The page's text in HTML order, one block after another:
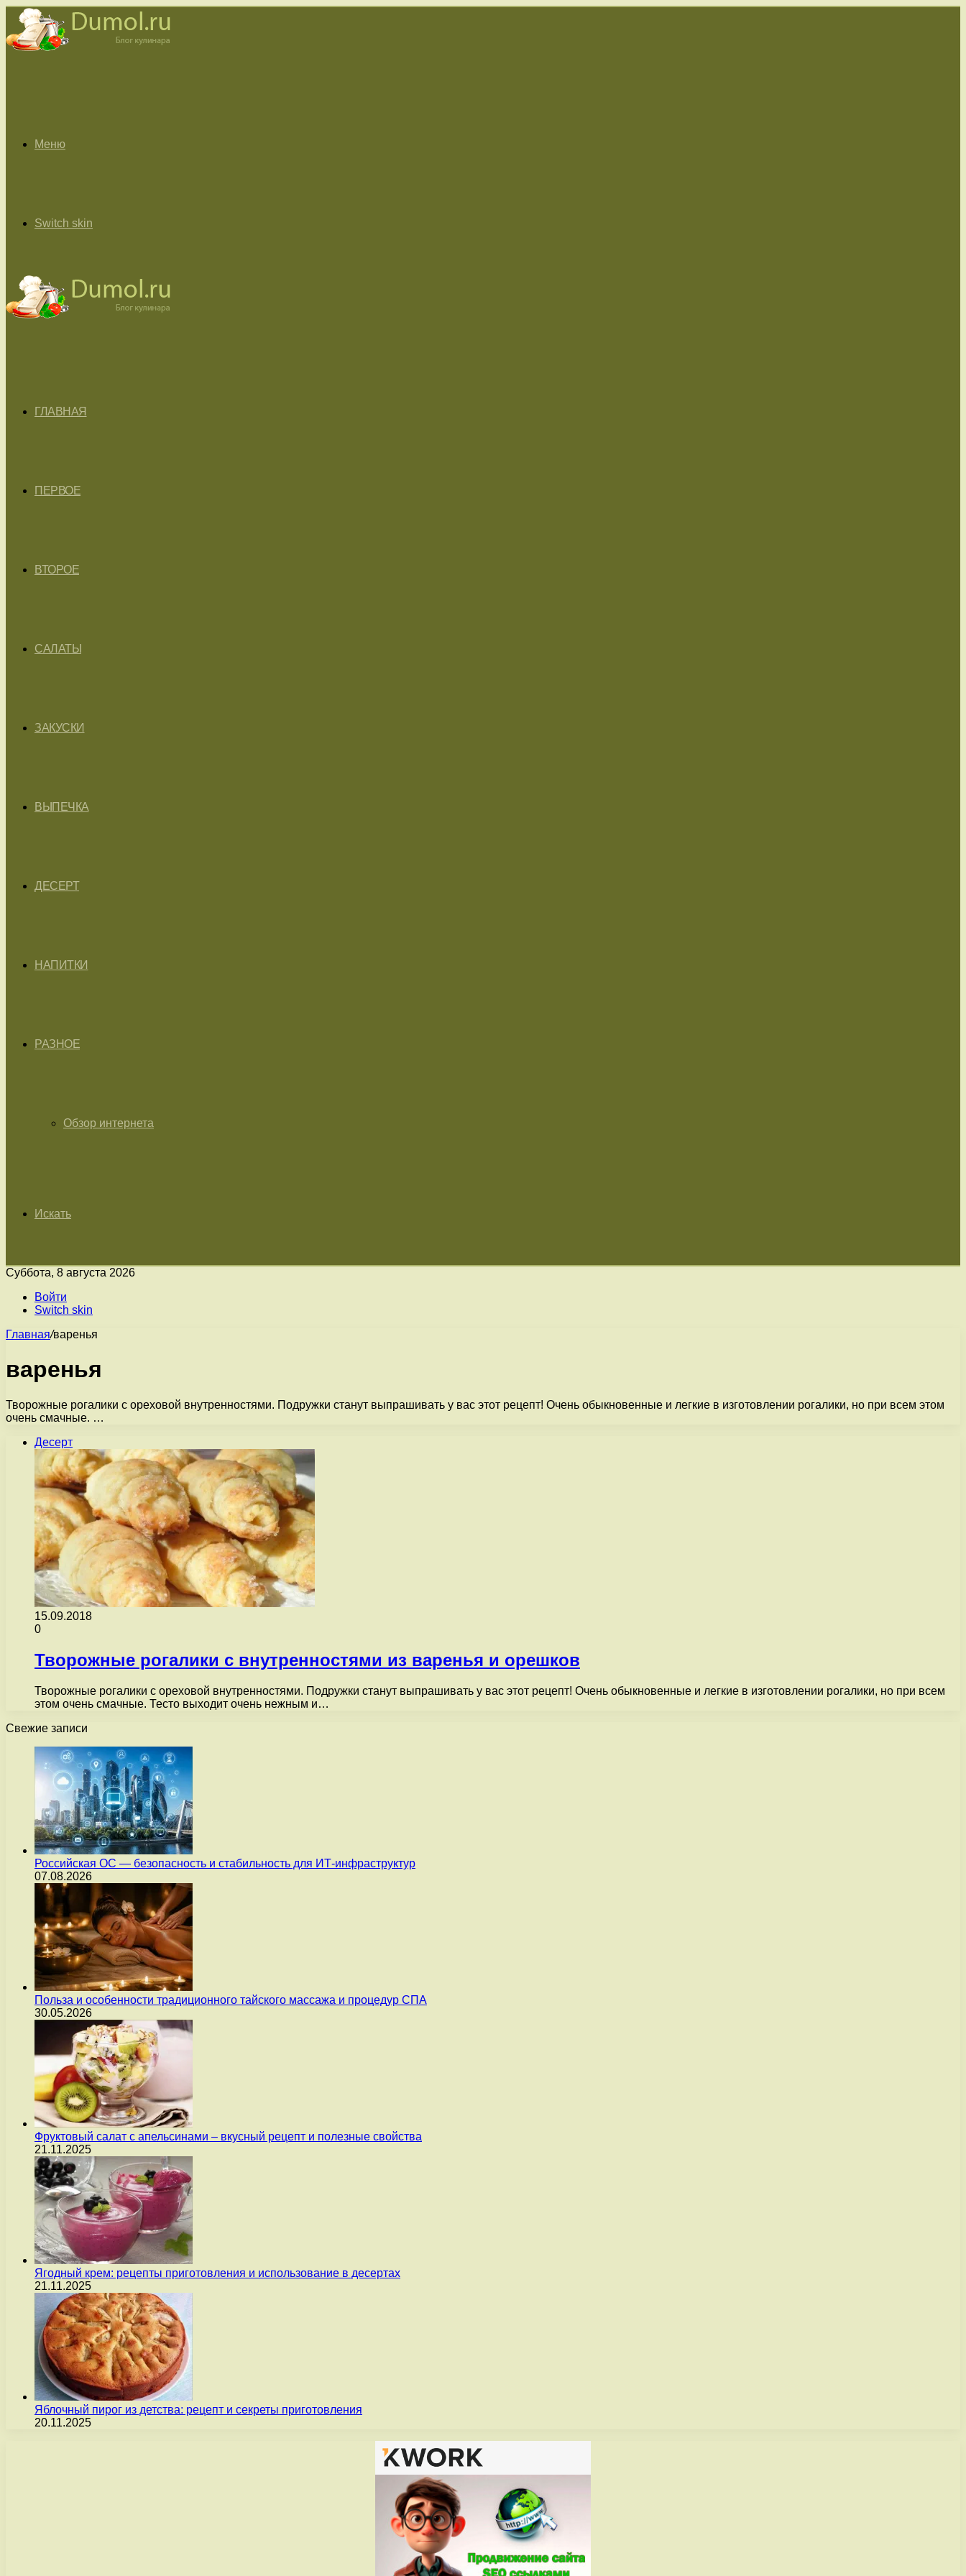
Меню
Switch skin
ГЛАВНАЯ
ПЕРВОЕ
ВТОРОЕ
САЛАТЫ
ЗАКУСКИ
ВЫПЕЧКА
ДЕСЕРТ
НАПИТКИ
РАЗНОЕ
Обзор интернета
Искать
Суббота, 8 августа 2026
Войти
Switch skin
Главная/варенья
варенья
Творожные рогалики с ореховой внутренностями. Подружки станут выпрашивать у вас этот рецепт! Очень обыкновенные и легкие в изготовлении рогалики, но при всем этом
очень смачные. …
Десерт
15.09.2018
0
Творожные рогалики с внутренностями из варенья и орешков
Творожные рогалики с ореховой внутренностями. Подружки станут выпрашивать у вас этот рецепт! Очень обыкновенные и легкие в изготовлении рогалики, но при всем
этом очень смачные. Тесто выходит очень нежным и…
Свежие записи
Российская ОС — безопасность и стабильность для ИТ-инфраструктур
07.08.2026
Польза и особенности традиционного тайского массажа и процедур СПА
30.05.2026
Фруктовый салат с апельсинами – вкусный рецепт и полезные свойства
21.11.2025
Ягодный крем: рецепты приготовления и использование в десертах
21.11.2025
Яблочный пирог из детства: рецепт и секреты приготовления
20.11.2025